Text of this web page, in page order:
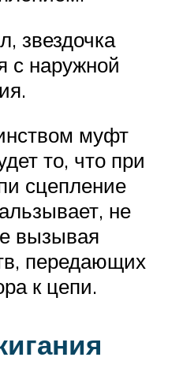
звездочка
с наружной
муфт
то, что при
сцепление
не
вызывая
передающих
к цепи.